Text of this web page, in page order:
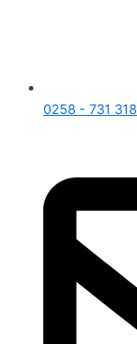
0258 - 731 318